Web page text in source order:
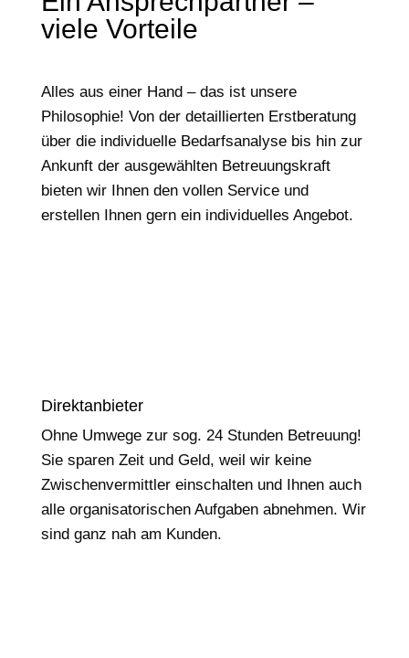
viele Vorteile
Alles aus einer Hand – das ist unsere
Philosophie! Von der detaillierten Erstberatung
über die individuelle Bedarfsanalyse bis hin zur
Ankunft der ausgewählten Betreuungskraft
bieten wir Ihnen den vollen Service und
erstellen Ihnen gern ein individuelles Angebot.
Direktanbieter
Ohne Umwege zur sog. 24 Stunden Betreuung!
Sie sparen Zeit und Geld, weil wir keine
Zwischenvermittler einschalten und Ihnen auch
alle organisatorischen Aufgaben abnehmen. Wir
sind ganz nah am Kunden.